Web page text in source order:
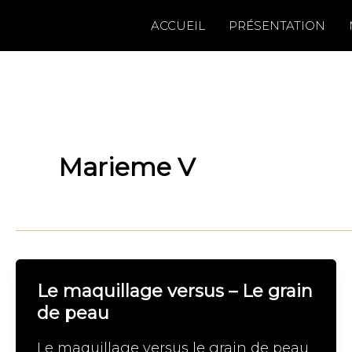
contenu
ACCUEIL PRÉSENTATION
Marieme V
Le maquillage versus – Le grain
de peau
Le maquillage versus le grain de peau